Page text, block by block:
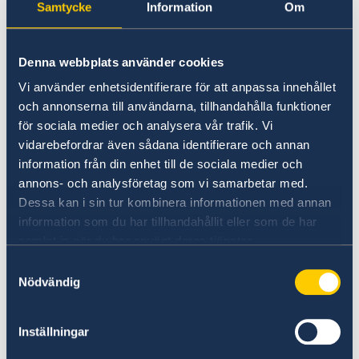
Samtycke Information Om
Denna webbplats använder cookies
Vi använder enhetsidentifierare för att anpassa innehållet
och annonserna till användarna, tillhandahålla funktioner
för sociala medier och analysera vår trafik. Vi
vidarebefordrar även sådana identifierare och annan
information från din enhet till de sociala medier och
annons- och analysföretag som vi samarbetar med.
Dessa kan i sin tur kombinera informationen med annan
information som du har tillhandahållit eller som de har
Nödvändig
Inställningar
Algeriet: airfrance.dz. Enligt uppgift
repatrieringsflyg med Alitalia (till
Rom), Lufthansa (till Frankfurt am
Main), Qatar Airways (till Doha) och
Royal Air Maroc. I de fall en enskild
behöver hjälp med sin ekonomiska
situation kan UD och ambassaden vid
behov bistå för att se vilka möjligheter
som finns för personen att själv kunna
svårt finns vissa möjligheter för UD att
förmedla banköverföring från eget
konto eller för anhöriga att deponera
medel via UD. Som en sista lösning